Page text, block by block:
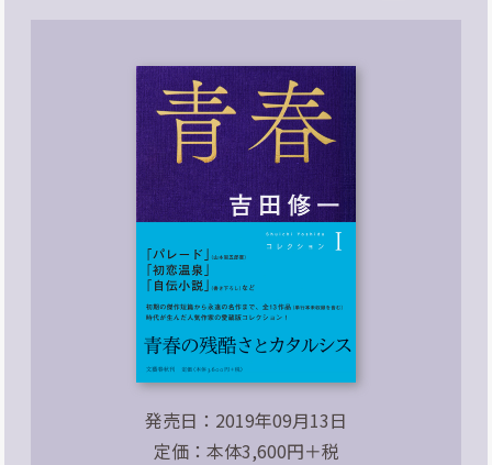
発売日：2019年09月13日
定価：本体3,600円＋税